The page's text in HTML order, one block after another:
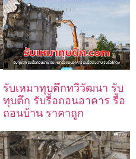
รับเหมาทุบตึกทวีวัฒนา รับ
ทุบตึก รับรื้อถอนอาคาร รื้อ
ถอนบ้าน ราคาถูก